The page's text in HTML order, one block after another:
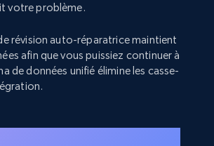
votre problème.
révision auto-réparatrice maintient
afin que vous puissiez continuer à
de données unifié élimine les casse-